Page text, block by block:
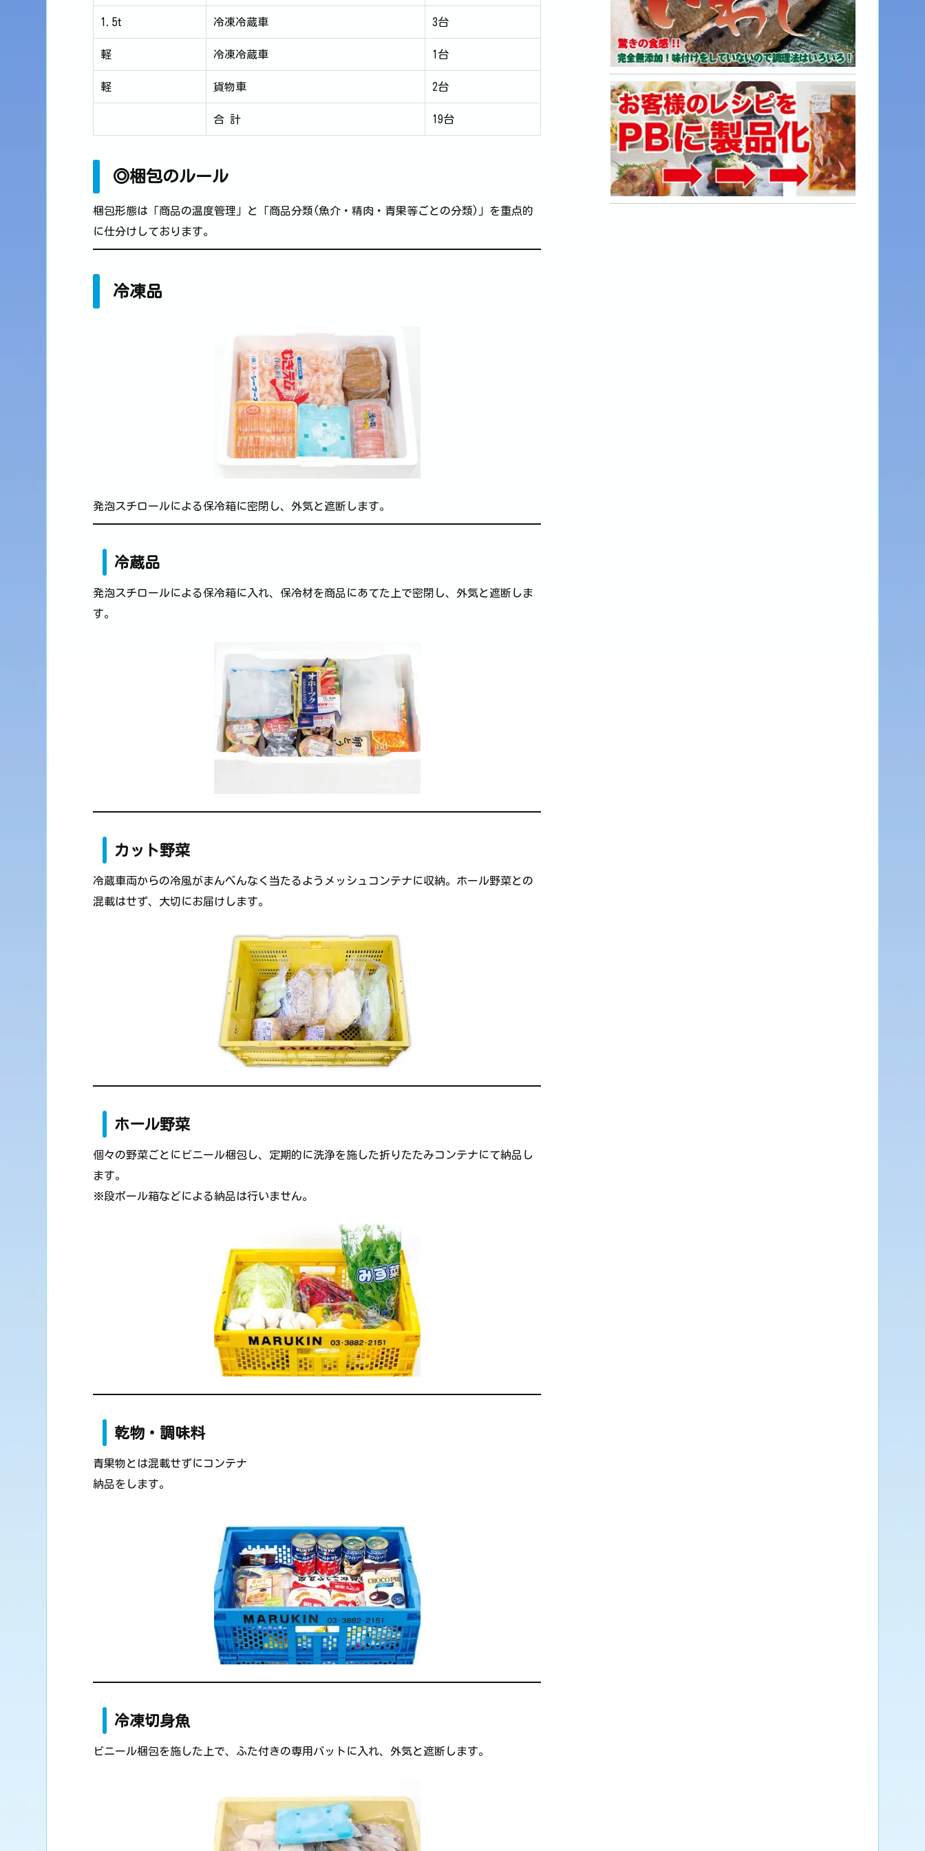
1.5t 冷凍冷蔵車 3台
軽 冷凍冷蔵車 1台
軽 貨物車 2台
合 計 19台
◎梱包のルール
梱包形態は「商品の温度管理」と「商品分類(魚介・精肉・青果等ごとの分類)」を重点的
に仕分けしております。
冷凍品
発泡スチロールによる保冷箱に密閉し、外気と遮断します。
冷蔵品
発泡スチロールによる保冷箱に入れ、保冷材を商品にあてた上で密閉し、外気と遮断しま
す。
カット野菜
冷蔵車両からの冷風がまんべんなく当たるようメッシュコンテナに収納。ホール野菜との
混載はせず、大切にお届けします。
ホール野菜
個々の野菜ごとにビニール梱包し、定期的に洗浄を施した折りたたみコンテナにて納品し
ます。
※段ボール箱などによる納品は行いません。
乾物・調味料
青果物とは混載せずにコンテナ
納品をします。
冷凍切身魚
ビニール梱包を施した上で、ふた付きの専用バットに入れ、外気と遮断します。